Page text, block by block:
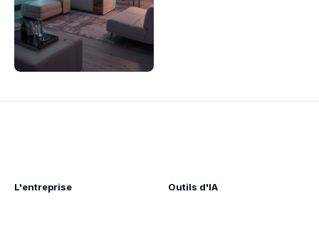
L'entreprise Outils d'IA